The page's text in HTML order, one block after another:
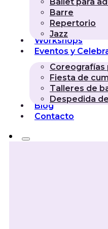
Barre
Repertorio
Jazz
Workshops
Eventos y
Coreografías
Fiesta de
Talleres de
Despedida
Blog
Contacto